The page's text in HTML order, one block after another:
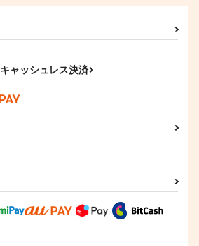
715円（税込）
作品詳細
旅する伊達組総集編
作品詳細
キャッシュレス決済